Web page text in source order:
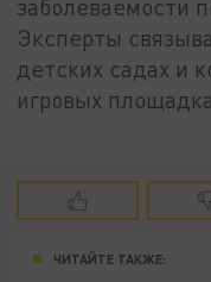
заболеваемости
Эксперты
детских садах и
игровых
ЧИТАЙТЕ ТАКЖЕ: